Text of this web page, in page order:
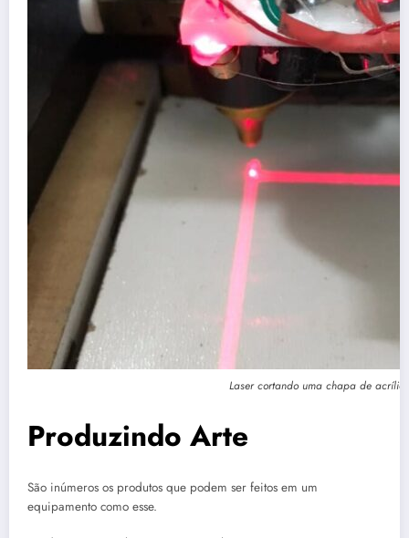
Laser cortando uma chapa de acrílico
Produzindo Arte
São inúmeros os produtos que podem ser feitos em um
equipamento como esse.